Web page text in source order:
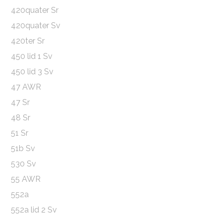
420quater Sr
420quater Sv
420ter Sr
450 lid 1 Sv
450 lid 3 Sv
47 AWR
47 Sr
48 Sr
51 Sr
51b Sv
530 Sv
55 AWR
552a
552a lid 2 Sv